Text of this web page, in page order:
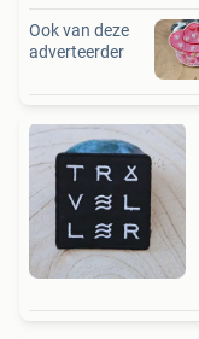
Ook van deze
adverteerder